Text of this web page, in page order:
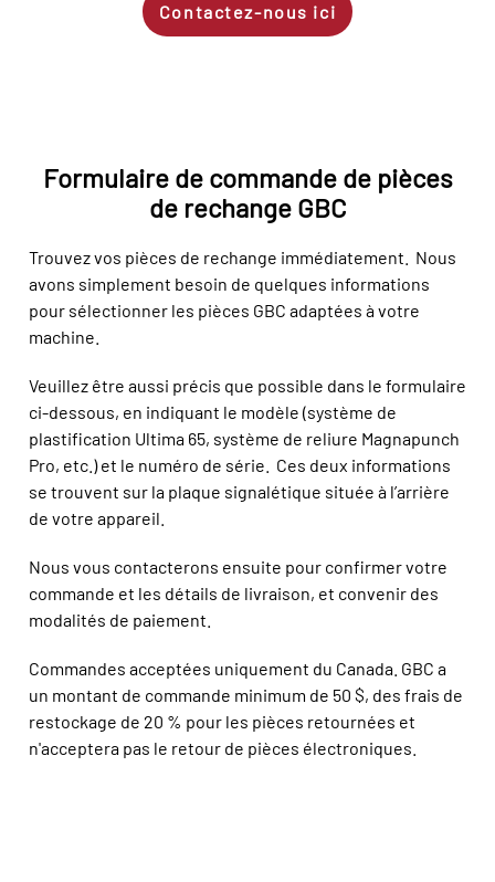
Contactez-nous ici
Formulaire de commande de pièces
de rechange GBC
Trouvez vos pièces de rechange immédiatement. Nous
avons simplement besoin de quelques informations
pour sélectionner les pièces GBC adaptées à votre
machine.
Veuillez être aussi précis que possible dans le formulaire
ci-dessous, en indiquant le modèle (système de
plastification Ultima 65, système de reliure Magnapunch
Pro, etc.) et le numéro de série. Ces deux informations
se trouvent sur la plaque signalétique située à l’arrière
de votre appareil.
Nous vous contacterons ensuite pour confirmer votre
commande et les détails de livraison, et convenir des
modalités de paiement.
Commandes acceptées uniquement du Canada. GBC a
un montant de commande minimum de 50 $, des frais de
restockage de 20 % pour les pièces retournées et
n'acceptera pas le retour de pièces électroniques.